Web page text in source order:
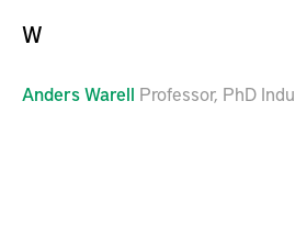
W
AndersWarell Professor, PhD